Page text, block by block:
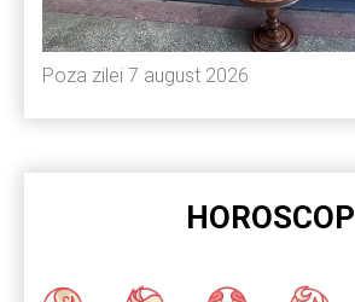
Poza zilei 7 august 2026
HOROSCOP